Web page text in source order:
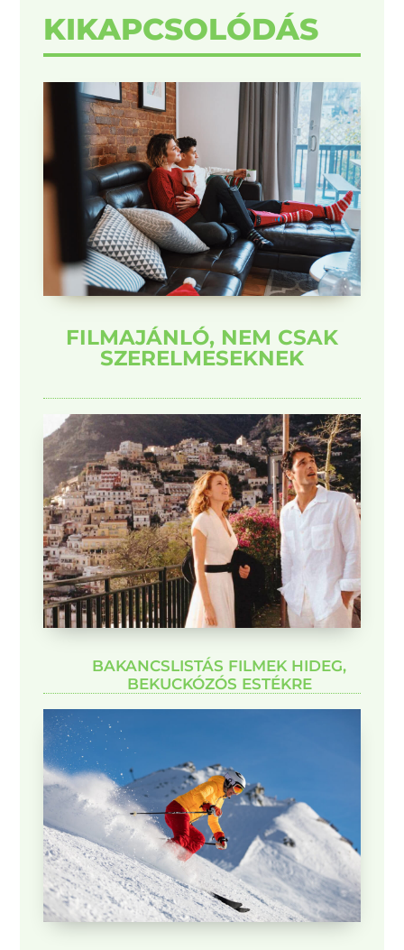
KIKAPCSOLÓDÁS
FILMAJÁNLÓ, NEM CSAK
SZERELMESEKNEK
BAKANCSLISTÁS FILMEK HIDEG,
BEKUCKÓZÓS ESTÉKRE